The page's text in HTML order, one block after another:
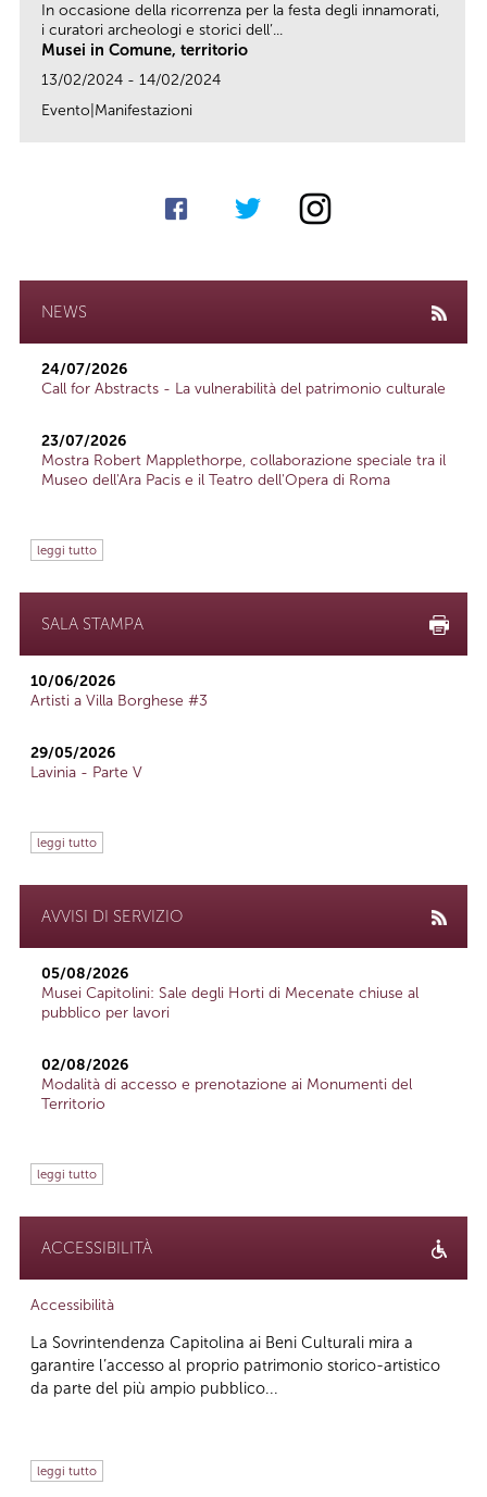
In occasione della ricorrenza per la festa degli innamorati,
i curatori archeologi e storici dell’...
Musei in Comune, territorio
13/02/2024 - 14/02/2024
Evento|Manifestazioni
NEWS
24/07/2026
Call for Abstracts - La vulnerabilità del patrimonio culturale
23/07/2026
Mostra Robert Mapplethorpe, collaborazione speciale tra il
Museo dell'Ara Pacis e il Teatro dell'Opera di Roma
leggi tutto
SALA STAMPA
10/06/2026
Artisti a Villa Borghese #3
29/05/2026
Lavinia - Parte V
leggi tutto
AVVISI DI SERVIZIO
05/08/2026
Musei Capitolini: Sale degli Horti di Mecenate chiuse al
pubblico per lavori
02/08/2026
Modalità di accesso e prenotazione ai Monumenti del
Territorio
leggi tutto
ACCESSIBILITÀ
Accessibilità
La Sovrintendenza Capitolina ai Beni Culturali mira a
garantire l’accesso al proprio patrimonio storico-artistico
da parte del più ampio pubblico...
leggi tutto